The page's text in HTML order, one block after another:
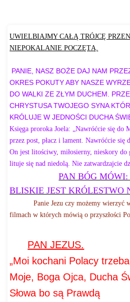
UWIELBIAJMY CAŁĄ TRÓJCĘ
NIEPOKALANIE POCZĘTĄ.
PANIE, NASZ BOŻE DAJ NAM
OKRES POKUTY ABY NASZE
DO WALKIZE ZŁYM DUCHEM.
CHRYSTUSA TWOJEGO SYNA
KRÓLUJE W JEDNOŚCI DUCHA
Księga proroka Joela: „Nawróćcie się do
przez post, płacz i lament. Nawróćcie się
On jest litościwy, miłosierny, nieskory
lituje się nad niedolą. Nie zatwardzajcie
PAN BÓG
BLISKIE JEST KRÓLESTWO
Panie Jezu czy możemy wierzyć
filmach w których mówią o przyszłości
PAN JEZUS.
„Moi kochani Polacy
Moje, Boga Ojca, Ducha
Słowa bo są Prawdą